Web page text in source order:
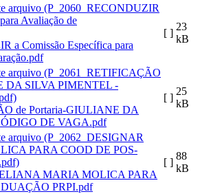
a Comissão Específica para
[ ]
23
kB
de Portaria-GIULIANE DA
DE VAGA.pdf
[ ]
25
kB
MARIA MOLICA PARA
PRPI.pdf
[ ]
88
kB